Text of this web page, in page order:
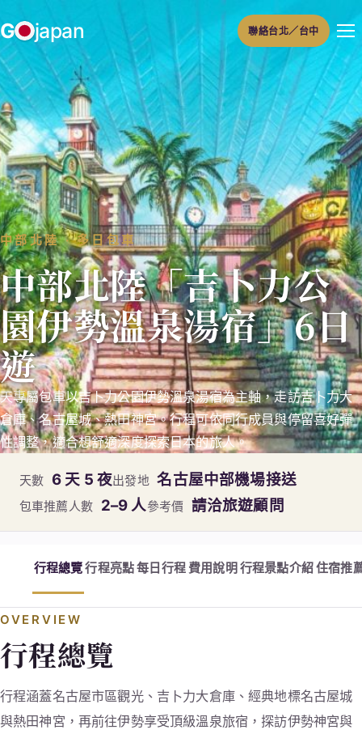
至
主
要
內
容
G japan 聯絡台北／台中
中部北陸 ‧ 多日包車
中部北陸「吉卜力公
園伊勢溫泉湯宿」6日
遊
天專屬包車以吉卜力公園伊勢溫泉湯宿為主軸，走訪吉卜力大
倉庫、名古屋城、熱田神宮。行程可依同行成員與停留喜好彈
性調整，適合想舒適深度探索日本的旅人。
天數 6 天 5 夜出發地 名古屋中部機場接送
包車推薦人數 2–9 人參考價 請洽旅遊顧問
行程總覽行程亮點每日行程 費用說明 行程景點介紹住宿推
OVERVIEW
行程總覽
行程涵蓋名古屋市區觀光、吉卜力大倉庫、經典地標名古屋城
與熱田神宮，再前往伊勢享受頂級溫泉旅宿，探訪伊勢神宮與